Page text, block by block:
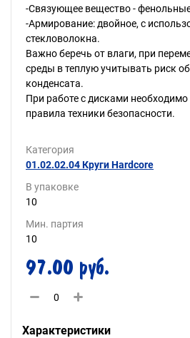
-Связующее вещество -
-Армирование: двойное, с
стекловолокна.
Важно беречь от влаги, при
среды в теплую учитывать риск
конденсата.
При работе с дисками необходимо
правила техники безопасности.
Категория
01.02.02.04 Круги Hardcore
В упаковке
10
Мин. партия
10
97.00 руб.
Характеристики